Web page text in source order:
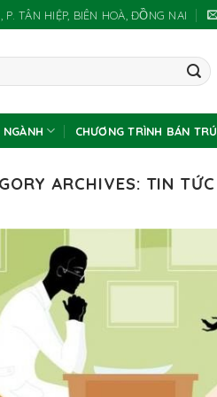
TÂN HIỆP, BIÊN HOÀ, ĐỒNG NAI
CHƯƠNG TRÌNH BÁN TRÚ
ARCHIVES: TIN TỨC